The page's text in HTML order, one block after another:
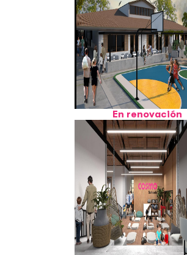
En renovación